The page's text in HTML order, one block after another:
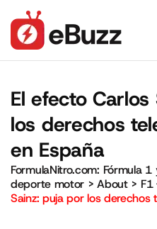
El efecto
los derechos
en España
FormulaNitro.com: Fórmula
deporte motor >About>
Sainz: puja por los derechos